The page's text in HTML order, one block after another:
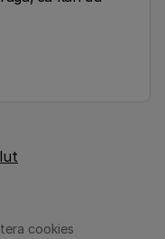
cookies